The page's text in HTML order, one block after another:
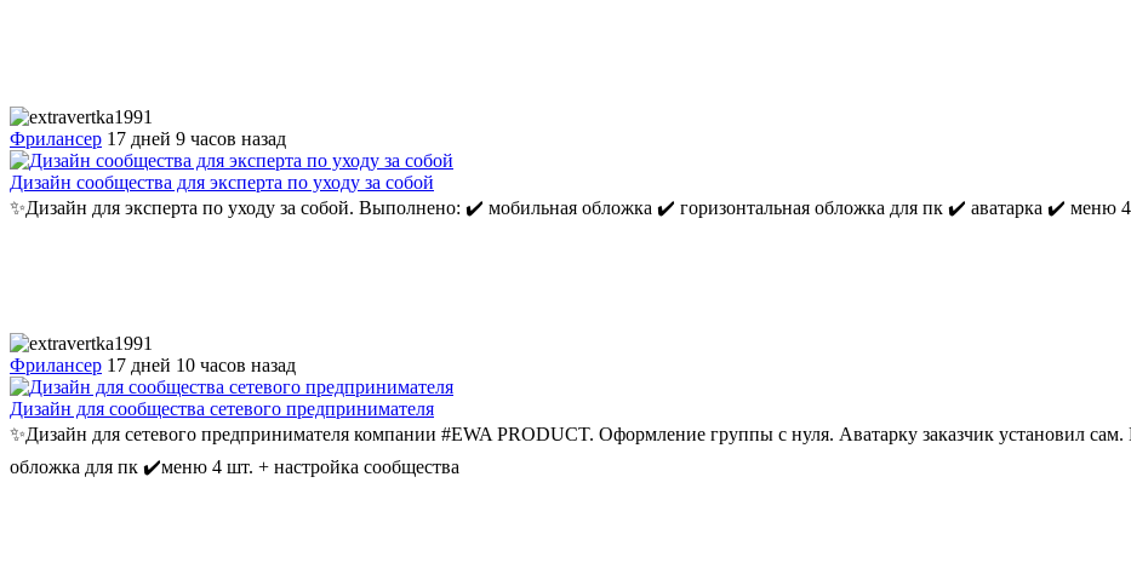
Фрилансер 17 дней 9 часов назад
Дизайн сообщества для эксперта по уходу за собой
✨Дизайн для эксперта по уходу за собой. Выполнено: ✔️ мобильная обложка ✔️ горизонтальная обложка для пк ✔️ аватарка ✔️ меню
Фрилансер 17 дней 10 часов назад
Дизайн для сообщества сетевого предпринимателя
✨Дизайн для сетевого предпринимателя компании #EWA PRODUCT. Оформление группы с нуля. Аватарку заказчик установил
обложка для пк ✔️меню 4 шт. + настройка сообщества